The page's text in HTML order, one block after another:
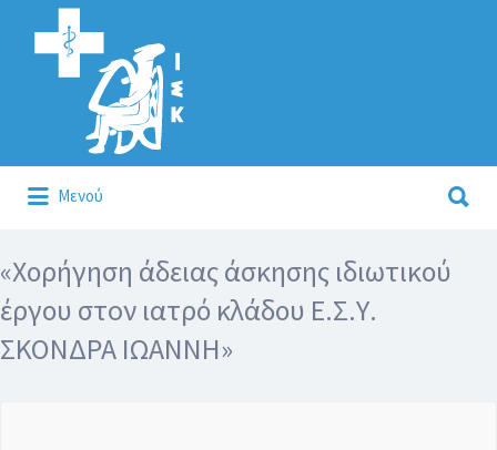
Αναζήτηση
για:
Μενού
για:
«Χορήγηση άδειας άσκησης ιδιωτικού
έργου στoν ιατρό κλάδου Ε.Σ.Υ.
ΣΚΟΝΔΡΑ ΙΩΑΝΝΗ»